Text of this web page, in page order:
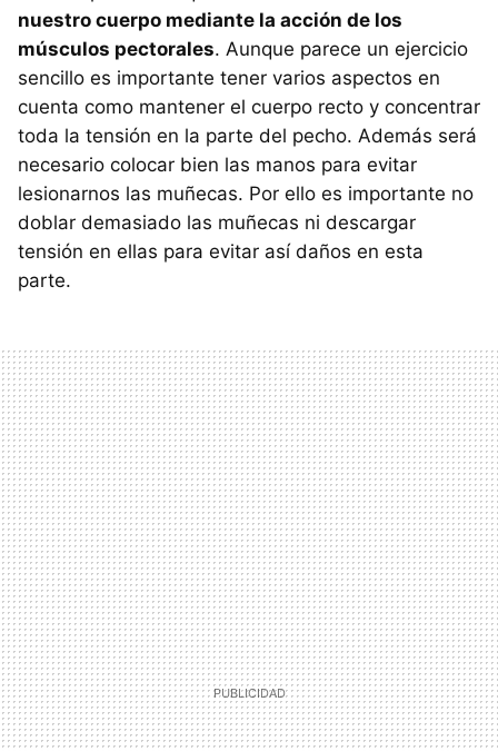
nuestro cuerpo mediante la acción de los
músculos pectorales. Aunque parece un ejercicio
sencillo es importante tener varios aspectos en
cuenta como mantener el cuerpo recto y concentrar
toda la tensión en la parte del pecho. Además será
necesario colocar bien las manos para evitar
lesionarnos las muñecas. Por ello es importante no
doblar demasiado las muñecas ni descargar
tensión en ellas para evitar así daños en esta
parte.